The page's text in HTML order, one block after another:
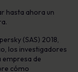
hasta ahora un
(SAS) 2018,
los investigadores
empresa de
cómo